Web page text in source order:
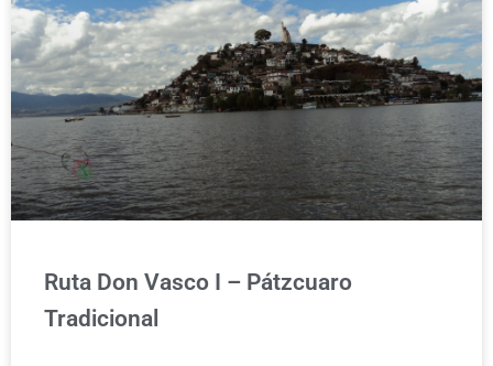
Ruta Don Vasco I – Pátzcuaro
Tradicional